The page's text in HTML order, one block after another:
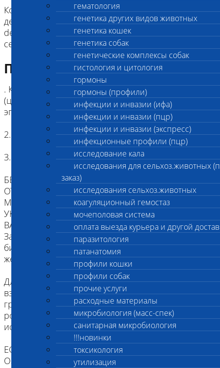
гематология
генетика других видов животных
генетика кошек
генетика собак
генетические комплексы собак
гистология и цитология
гормоны
гормоны (профили)
инфекции и инвазии (ифа)
инфекции и инвазии (пцр)
инфекции и инвазии (экспресс)
инфекционные профили (пцр)
исследование кала
исследования для сельхоз.животных
заказ)
исследования сельхоз.животных
коагуляционный гемостаз
мочеполовая система
оплата выезда курьера и другой
паразитология
патанатомия
профили кошки
профили собак
прочие услуги
расходные материалы
микробиология (масс-спек)
санитарная микробиология
!!!новинки
токсикология
утилизация
Коды исследований в составе комплекса: 2857
дефицит эритроцитарной пируваткиназы (PK
deficiency), 2733 Прогрессирующая атрофия
сетчатки бенгалов (b-PRA)
Подготовка к исследованию
. Кровь (2 мл) в пробирке с антикоагулянтом.
(цитрат натрия, К3ЭДТА, К2ЭДТА) , буккальный
эпителий
2. Копия родословной /не обязательно
3. Наличие клейма или чипа
БЕЗ ИДЕНТИФИКАЦИИ, МЫ НЕ НЕСЕМ
ОТВЕТСТВЕННОСТИ, ЧТО ПРИСЛАННЫЙ
МАТЕРИАЛ ПРИНАДЛЕЖИТ ЖИВОТНОМУ
УКАЗАННОМУ В НАПРАВЛЕНИИ.
ВАЖНО для взятия буккального эпителия:
За два часа до проведения процедуры взятия
биоматериала животное следует не кормить,
желательна изоляция от других животных.
Для щенков и котят как минимум за два часа до
взятия биоматериала надо исключить кормление
грудным молоком. Рекомендуется промыть
ротовую полость водой (для удобства можно
использовать шприц).
ЕСЛИ ВЫ ДОСТАВЛЯЕТЕ ТОЛЬКО МАТЕРИАЛ,
ОЗНАКОМТЕСЬ С ИНСТРУКЦИЕЙ